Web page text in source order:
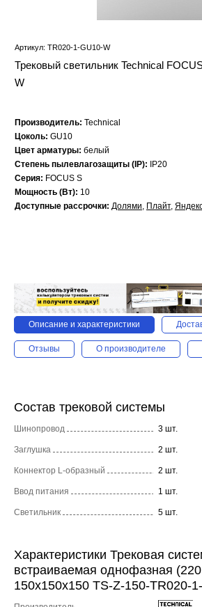
Артикул: TR020-1-GU10-W
Трековый светильник Technical
W
Производитель: Technical
Цоколь: GU10
Цвет арматуры: белый
Степень пылевлагозащиты (IP):
IP20
Серия: FOCUS S
Мощность (Вт): 10
Доступные рассрочки: Долями, Плайт,
Описание и характеристики
Отзывы О производителе
Состав трековой системы
Шинопровод 3 шт.
Заглушка 2 шт.
Коннектор L-образный 2 шт.
Ввод питания 1 шт.
Светильник 5 шт.
Характеристики Трековая
встраиваемая однофазная
150x150x150 TS-Z-150-TR020-